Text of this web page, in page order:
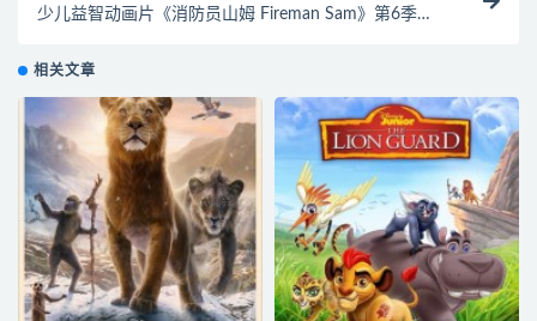
少儿益智动画片《消防员山姆 Fireman Sam》第6季全
相关文章